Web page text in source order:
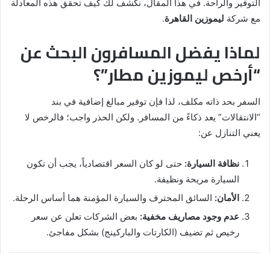
التوفير والراحة. في هذا المقال، نكشف لك كيف تحقق هذه المعادلة
مع شركة ليموزين القاهرة.
لماذا يفضل المسافرون البحث عن
“أرخص ليموزين مطار”؟
السفر بحد ذاته مكلف، لذا فإن توفير مبالغ إضافية في بند
“الانتقالات” يعد ذكاءً من المسافر. ولكن الحذر واجب؛ فالرخص لا
يعني التنازل عن:
نظافة السيارة: حتى لو كان السعر اقتصادياً، يجب أن تكون
السيارة مريحة ونظيفة.
الأمان: السائق المحترف والسيارة المؤمنة هما أساس الرحلة.
عدم وجود مصاريف مخفية: بعض الشركات تعلن عن سعر
رخيص ثم تضيف (الكارتات والباركينج) بشكل مفاجئ.